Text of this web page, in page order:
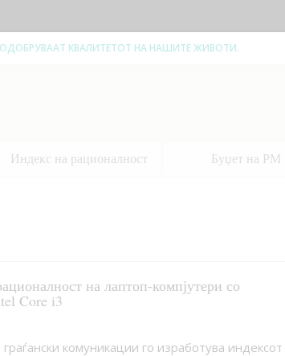
КВАЛИТЕТОТ НА НАШИТЕ ЖИВОТИ.
Индекс на рационалност Буџет на РМ
на лаптоп-компјутери со
Core i3
комуникации го изработува индексот